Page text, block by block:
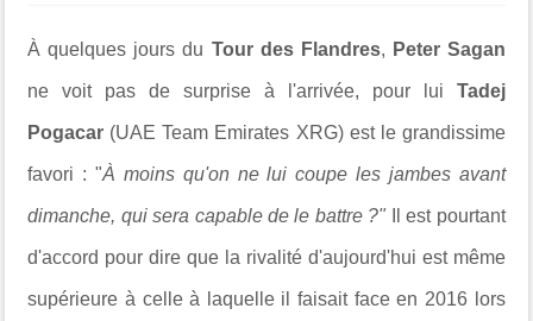
À quelques jours du Tour des Flandres, Peter Sagan
ne voit pas de surprise à l'arrivée, pour lui Tadej
Pogacar (UAE Team Emirates XRG) est le grandissime
favori : "À moins qu'on ne lui coupe les jambes avant
dimanche, qui sera capable de le battre ?" Il est pourtant
d'accord pour dire que la rivalité d'aujourd'hui est même
supérieure à celle à laquelle il faisait face en 2016 lors